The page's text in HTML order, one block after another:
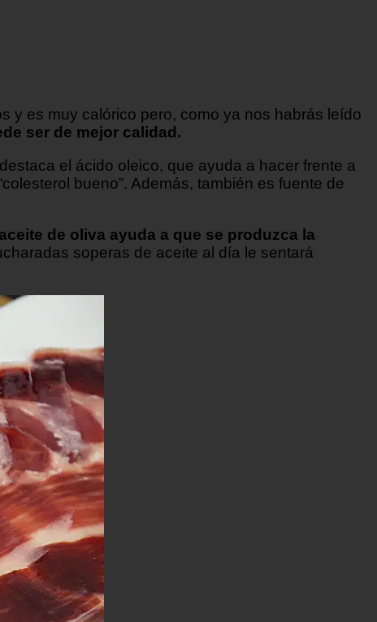
y es muy calórico pero, como ya nos habrás leído
ser de mejor calidad.
el ácido oleico, que ayuda a hacer frente a
bueno”. Además, también es fuente de
de oliva ayuda a que se produzca la
soperas de aceite al día le sentará